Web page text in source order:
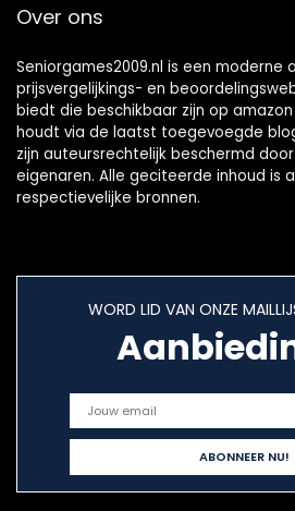
Over ons
Seniorgames2009.nl is een moderne
prijsvergelijkings- en
biedt die beschikbaar zijn op
houdt via de laatst toegevoegde
zijn auteursrechtelijk beschermd
eigenaren. Alle geciteerde inhoud is
respectievelijke bronnen.
WORD LID VAN ONZE